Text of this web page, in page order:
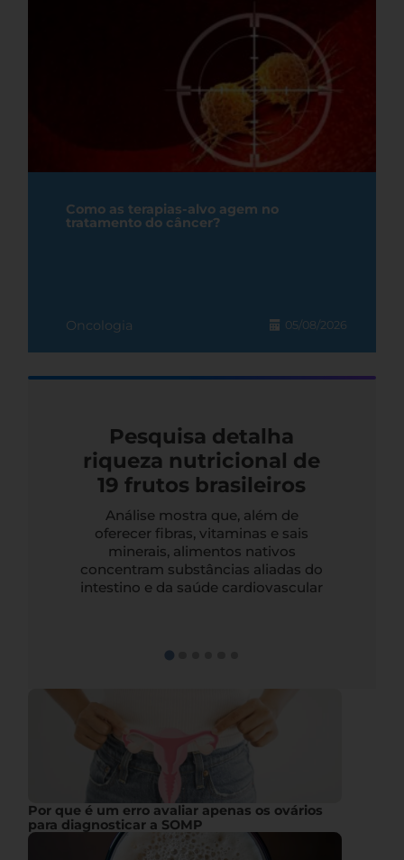
Como as terapias-alvo agem no
tratamento do câncer?
Oncologia 05/08/2026
Pesquisa detalha
riqueza nutricional de
19 frutos brasileiros
Análise mostra que, além de
oferecer fibras, vitaminas e sais
minerais, alimentos nativos
concentram substâncias aliadas do
intestino e da saúde cardiovascular
Por que é um erro avaliar apenas os ovários
para diagnosticar a SOMP